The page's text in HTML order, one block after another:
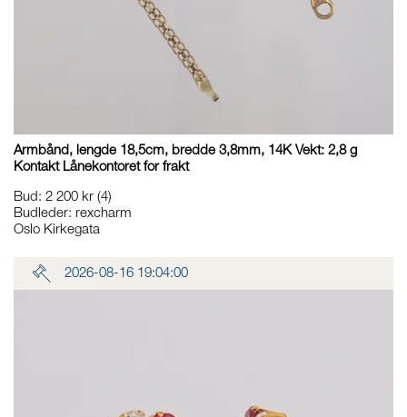
Armbånd, lengde 18,5cm, bredde 3,8mm, 14K Vekt: 2,8 g
Kontakt Lånekontoret for frakt
Bud: 2 200 kr (4)
Budleder: rexcharm
Oslo Kirkegata
2026-08-16 19:04:00